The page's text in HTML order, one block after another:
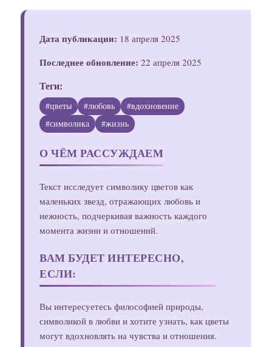
Дата публикации: 18 апреля 2025
Последнее обновление: 22 апреля 2025
Теги:
#цветы #любовь
#вдохновение
#символика
#жизнь
О ЧЁМ РАССУЖДАЕМ
Текст исследует символику цветов как
маленьких звезд, отражающих любовь и
нежность, подчеркивая важность каждого
момента жизни и отношений.
ВАМ БУДЕТ ИНТЕРЕСНО,
ЕСЛИ:
Вы интересуетесь философией природы,
символикой в любви и хотите узнать, как цветы
могут вдохновлять на чувства и отношения.